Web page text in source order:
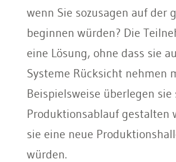
wenn Sie sozusagen auf der
beginnen würden? Die
eine Lösung, ohne dass sie
Systeme Rücksicht nehmen
Beispielsweise überlegen sie
Produktionsablauf gestalten
sie eine neue
würden.